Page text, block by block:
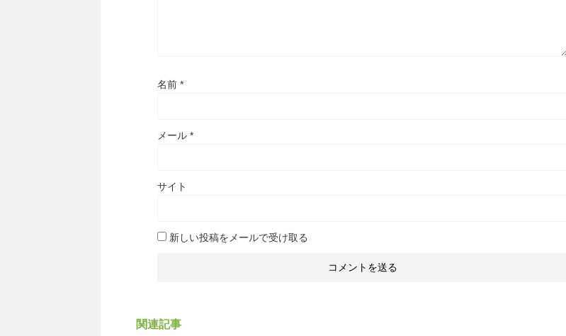
名前 *
メール *
サイト
新しい投稿をメールで受け取る
関連記事